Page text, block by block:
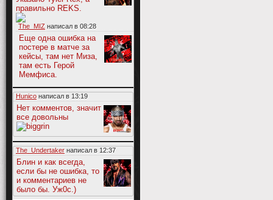
правильно REKS.
The_MIZ написал в 08:28
Еще одна ошибка на
постере в матче за
кейсы, там нет Миза,
там есть Герой
Мемфиса.
Hunico написал в 13:19
Нет комментов, значит
все довольны
The_Undertaker написал в 12:37
Блин и как всегда,
если бы не ошибка, то
и комментариев не
было бы. Уж0с.)